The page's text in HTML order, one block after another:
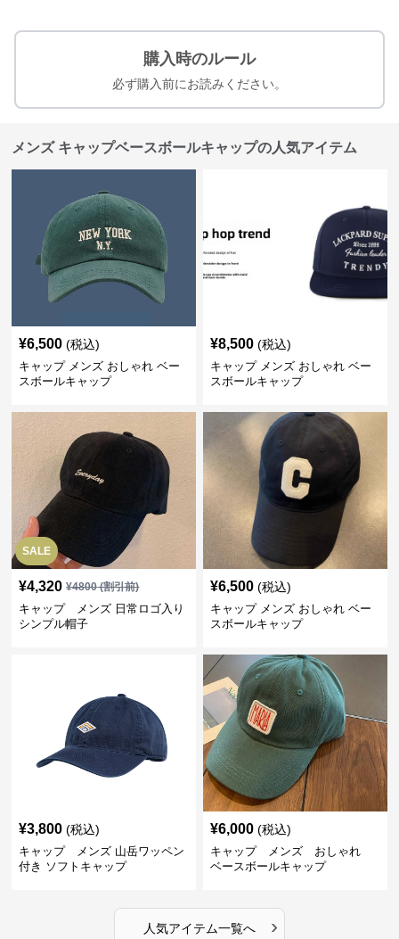
購入時のルール
必ず購入前にお読みください。
メンズ キャップベースボールキャップの人気アイテム
¥6,500 (税込)
キャップ メンズ おしゃれ ベー
スボールキャップ
¥8,500 (税込)
キャップ メンズ おしゃれ ベー
スボールキャップ
SALE
¥4,320 ¥4800(割引前)
キャップ メンズ 日常ロゴ入り
シンプル帽子
¥6,500 (税込)
キャップ メンズ おしゃれ ベー
スボールキャップ
¥3,800 (税込)
キャップ メンズ 山岳ワッペン
付き ソフトキャップ
¥6,000 (税込)
キャップ メンズ おしゃれ
ベースボールキャップ
人気アイテム一覧へ ›